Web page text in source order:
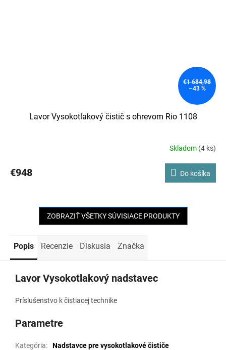
€1 684,98
–43 %
Lavor Vysokotlakový čistič s ohrevom Rio 1108
Skladom (4 ks)
€948 Do košíka
ZOBRAZIŤ VŠETKY SÚVISIACE PRODUKTY
Popis Recenzie Diskusia Značka
Lavor Vysokotlakový nadstavec
Príslušenstvo k čistiacej technike
Parametre
Kategória:
Nadstavce pre vysokotlakové čističe